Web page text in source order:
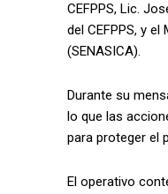
CEFPPS, Lic.
del CEFPPS, y
(SENASICA).
Durante su
lo que las
para proteger el
El operativo